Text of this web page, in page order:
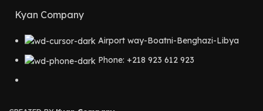
Kyan Company
Airport way-Boatni-Benghazi-Libya
Phone: +218 923 612 923